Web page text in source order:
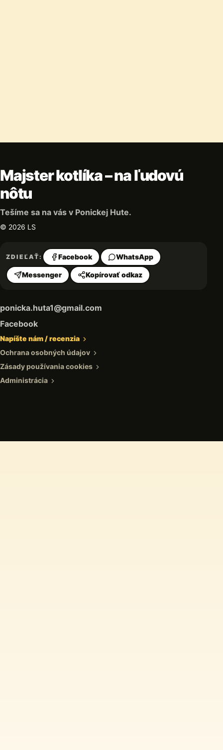
Majster kotlíka – na ľudovú
nôtu
Tešíme sa na vás v Ponickej Hute.
© 2026 LS
ZDIEĽAŤ: Facebook WhatsApp
Messenger Kopírovať odkaz
ponicka.huta1@gmail.com
Facebook
Napíšte nám / recenzia
Ochrana osobných údajov
Zásady používania cookies
Administrácia